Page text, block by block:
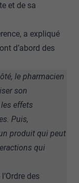
et de sa
a expliqué
d’abord des
le pharmacien
son
effets
Puis,
produit qui peut
qui
des